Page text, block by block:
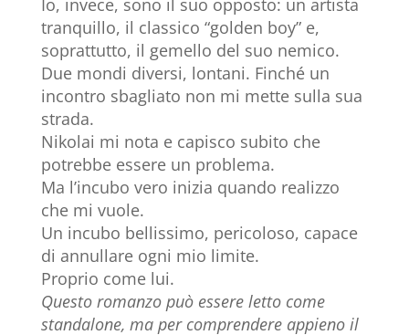
Io, invece, sono il suo opposto: un artista
tranquillo, il classico “golden boy” e,
soprattutto, il gemello del suo nemico.
Due mondi diversi, lontani. Finché un
incontro sbagliato non mi mette sulla sua
strada.
Nikolai mi nota e capisco subito che
potrebbe essere un problema.
Ma l’incubo vero inizia quando realizzo
che mi vuole.
Un incubo bellissimo, pericoloso, capace
di annullare ogni mio limite.
Proprio come lui.
Questo romanzo può essere letto come
standalone, ma per comprendere appieno il